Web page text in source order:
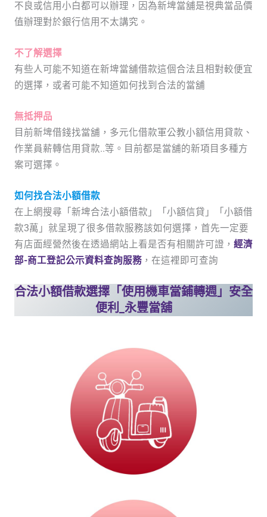
不良或信用小白都可以辦理，因為新埤當舖是視典當品價
值辦理對於銀行信用不太講究。
不了解選擇
有些人可能不知道在新埤當舖借款這個合法且相對較便宜
的選擇，或者可能不知道如何找到合法的當舖
無抵押品
目前新埤借錢找當舖，多元化借款軍公教小額信用貸款、
作業員薪轉信用貸款..等。目前都是當舖的新項目多種方
案可選擇。
如何找合法小額借款
在上網搜尋「新埤合法小額借款」「小額信貸」「小額借
款3萬」就呈現了很多借款服務該如何選擇，首先一定要
有店面經營然後在透過網站上看是否有相關許可證， 經濟
部-商工登記公示資料查詢服務，在這裡即可查詢
合法小額借款選擇「使用機車當鋪轉週」安全
便利_永豐當舖